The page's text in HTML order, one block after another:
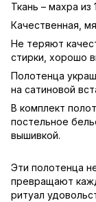
Ткань – махра из
Качественная,
Не теряют
стирки, хорошо
Полотенца
на сатиновой
В комплект
постельное
вышивкой.
Эти полотенца
превращают
ритуал